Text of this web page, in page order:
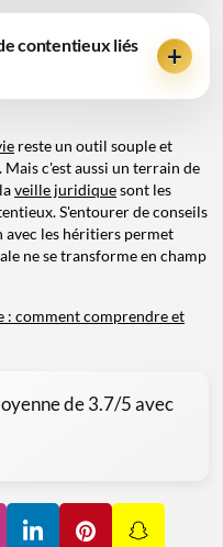
contentieux liés
reste un outil souple et
c'est aussi un terrain de
veille juridiquesont les
S'entourer de conseils
avec les héritiers permet
ne se transforme en champ
: comment comprendre et
de3.7/5 avec